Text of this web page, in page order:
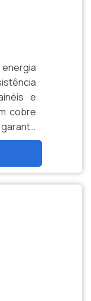
energia
e
cobre